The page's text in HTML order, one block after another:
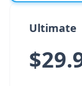
Ultimate